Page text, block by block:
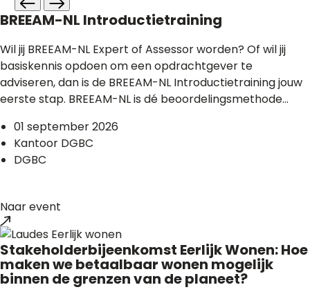
BREEAM-NL Introductietraining
Wil jij BREEAM-NL Expert of Assessor worden? Of wil jij
basiskennis opdoen om een opdrachtgever te
adviseren, dan is de BREEAM-NL Introductietraining jouw
eerste stap. BREEAM-NL is dé beoordelingsmethode...
01 september 2026
Kantoor DGBC
DGBC
Naar event
Stakeholderbijeenkomst Eerlijk Wonen: Hoe
maken we betaalbaar wonen mogelijk
binnen de grenzen van de planeet?